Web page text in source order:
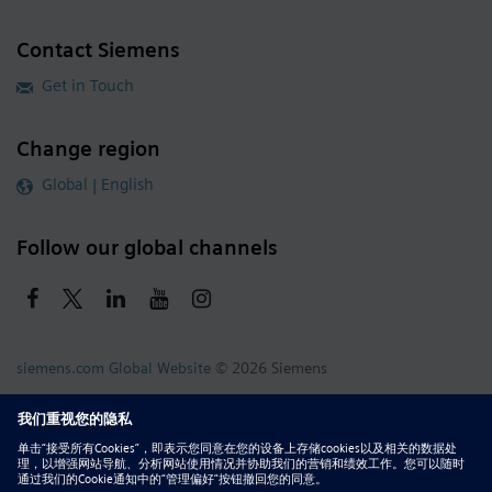
Contact Siemens
Get in Touch
Change region
Global | English
Follow our global channels
siemens.com Global Website © 2026 Siemens
Whistleblowing
DMCA
Privacy Notice
Terms of Use
Digital ID Report Piracy